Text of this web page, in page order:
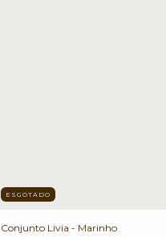
ESGOTADO
Conjunto Livia - Marinho